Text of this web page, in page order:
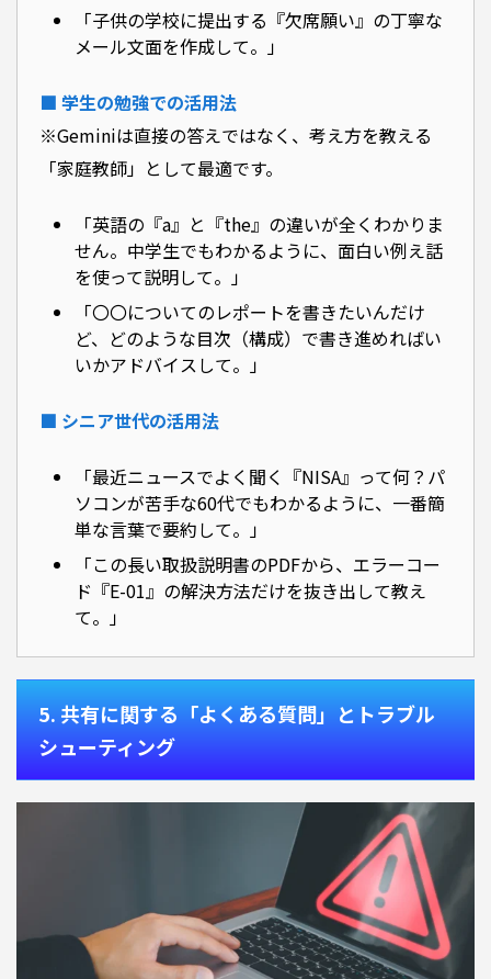
「子供の学校に提出する『欠席願い』の丁寧な
メール文面を作成して。」
■ 学生の勉強での活用法
※Geminiは直接の答えではなく、考え方を教える
「家庭教師」として最適です。
「英語の『a』と『the』の違いが全くわかりま
せん。中学生でもわかるように、面白い例え話
を使って説明して。」
「〇〇についてのレポートを書きたいんだけ
ど、どのような目次（構成）で書き進めればい
いかアドバイスして。」
■ シニア世代の活用法
「最近ニュースでよく聞く『NISA』って何？パ
ソコンが苦手な60代でもわかるように、一番簡
単な言葉で要約して。」
「この長い取扱説明書のPDFから、エラーコー
ド『E-01』の解決方法だけを抜き出して教え
て。」
5. 共有に関する「よくある質問」とトラブル
シューティング